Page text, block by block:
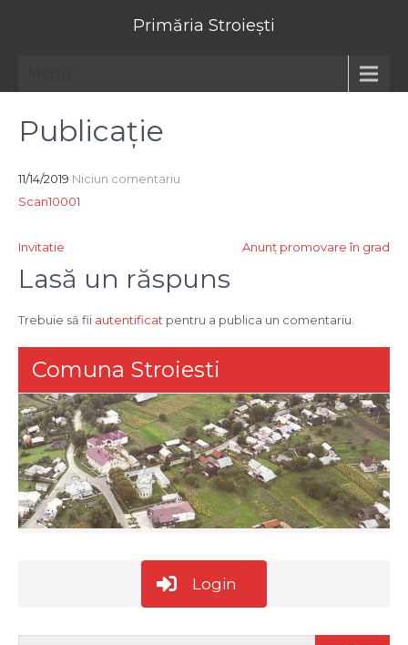
Primăria Stroiești
Publicație
11/14/2019 Niciun comentariu
Scan10001
Navigare
în
Invitatie Anunț promovare în grad
Lasă un răspuns
Trebuie să fii autentificat pentru a publica un comentariu.
Comuna Stroiesti
Login